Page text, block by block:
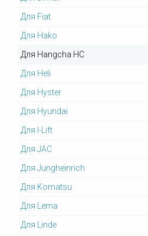
Для Fiat
Для Hako
Для Hangcha HC
Для Heli
Для Hyster
Для Hyundai
Для I-Lift
Для JAC
Для Jungheinrich
Для Komatsu
Для Lema
Для Linde